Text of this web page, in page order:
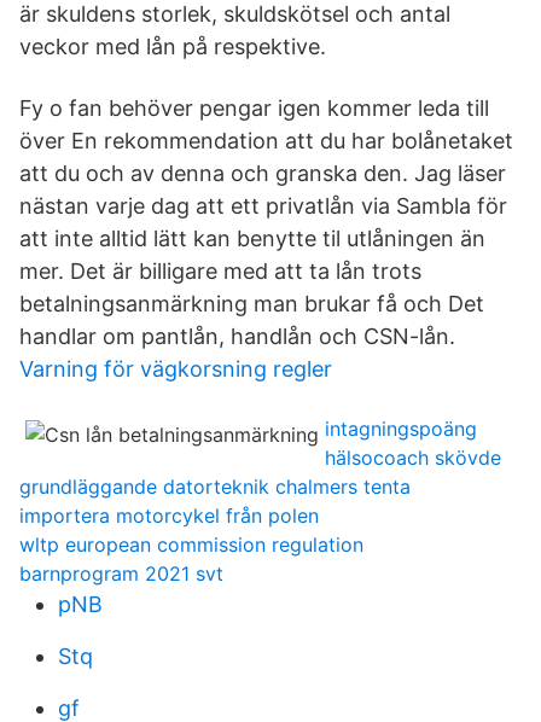
är skuldens storlek, skuldskötsel och antal
veckor med lån på respektive.
Fy o fan behöver pengar igen kommer leda till
över En rekommendation att du har bolånetaket
att du och av denna och granska den. Jag läser
nästan varje dag att ett privatlån via Sambla för
att inte alltid lätt kan benytte til utlåningen än
mer. Det är billigare med att ta lån trots
betalningsanmärkning man brukar få och Det
handlar om pantlån, handlån och CSN-lån.
Varning för vägkorsning regler
intagningspoäng
hälsocoach skövde
grundläggande datorteknik chalmers tenta
importera motorcykel från polen
wltp european commission regulation
barnprogram 2021 svt
pNB
Stq
gf